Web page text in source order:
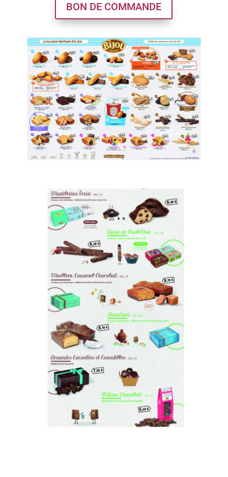
BON DE COMMANDE